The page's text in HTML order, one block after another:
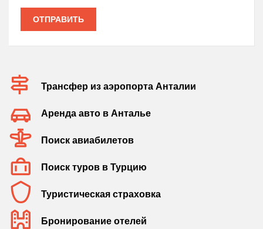
ОТПРАВИТЬ
Трансфер из аэропорта Анталии
Аренда авто в Анталье
Поиск авиабилетов
Поиск туров в Турцию
Туристическая страховка
Бронирование отелей